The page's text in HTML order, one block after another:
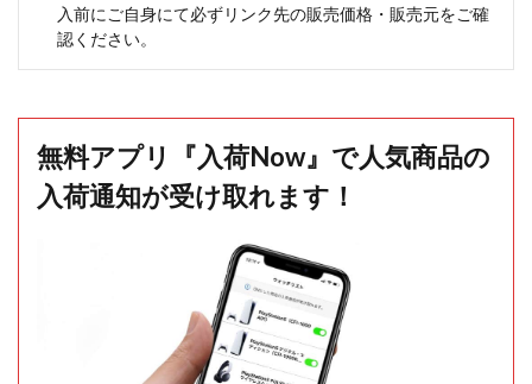
入前にご自身にて必ずリンク先の販売価格・販売元をご確
認ください。
無料アプリ『入荷Now』で人気商品の
入荷通知が受け取れます！